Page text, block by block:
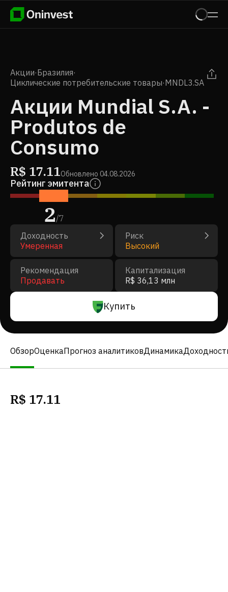
Акции·Бразилия·
Циклические потребительские товары·MNDL3.SA
Акции Mundial S.A. -
Produtos de
Consumo
R$ 17.11Обновлено 04.08.2026
Рейтинг эмитента
2/7
Доходность
Умеренная
Риск
Высокий
Рекомендация
Продавать
Капитализация
R$ 36,13 млн
Купить
ОбзорОценкаПрогноз аналитиковДинамика
R$ 17.11